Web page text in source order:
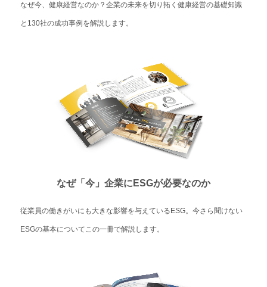
なぜ今、健康経営なのか？企業の未来を切り拓く健康経営の基礎知識
と130社の成功事例を解説します。
なぜ「今」企業にESGが必要なのか
従業員の働きがいにも大きな影響を与えているESG。今さら聞けない
ESGの基本についてこの一冊で解説します。